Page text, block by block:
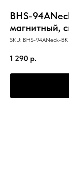
BHS-
магнитный,
SKU: BHS-94ANeck-BK
1 290 р.